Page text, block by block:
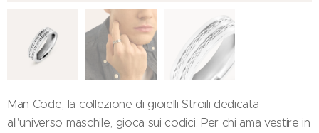
Man Code, la collezione di gioielli Stroili dedicata
all'universo maschile, gioca sui codici. Per chi ama vestire in